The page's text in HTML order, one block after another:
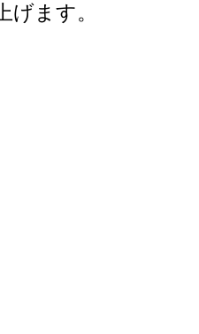
げます。